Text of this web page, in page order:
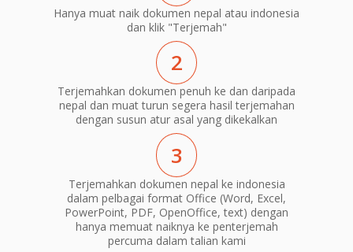
Hanya muat naik dokumen nepal atau indonesia
dan klik "Terjemah"
2
Terjemahkan dokumen penuh ke dan daripada
nepal dan muat turun segera hasil terjemahan
dengan susun atur asal yang dikekalkan
3
Terjemahkan dokumen nepal ke indonesia
dalam pelbagai format Office (Word, Excel,
PowerPoint, PDF, OpenOffice, text) dengan
hanya memuat naiknya ke penterjemah
percuma dalam talian kami